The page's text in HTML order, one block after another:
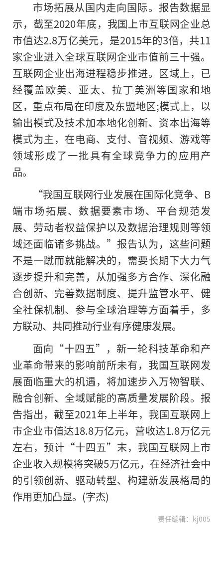
市场拓展从国内走向国际。报告数据显
示，截至2020年底，我国上市互联网企业总
市值达2.8万亿美元，是2015年的3倍，共11
家企业进入全球互联网企业市值前三十强。
互联网企业出海进程稳步推进。区域上，已
经覆盖欧美、亚太、拉丁美洲等国家和地
区，重点布局在印度及东盟地区;模式上，以
输出模式及技术加本地化创新、资本出海等
模式为主，在电商、支付、音视频、游戏等
领域形成了一批具有全球竞争力的应用产
品。
“我国互联网行业发展在国际化竞争、B
端市场拓展、数据要素市场、平台规范发
展、劳动者权益保护以及数据治理规则等领
域还面临诸多挑战。”报告认为，这些问题
不是一蹴而就能解决的，需要长期下大力气
逐步提升和完善，从加强多方合作、深化融
合创新、完善数据制度、提升监管水平、健
全社保机制、参与全球治理等方面着手，多
方联动、共同推动行业有序健康发展。
面向“十四五”，新一轮科技革命和产
业革命带来的影响前所未有，我国互联网发
展面临重大的机遇，将加速步入万物智联、
融合创新、全域赋能的高质量发展阶段。报
告指出，截至2021年上半年，我国互联网上
市企业市值达18.8万亿元，营收达1.8万亿元
左右，预计“十四五”末，我国互联网上市
企业收入规模将突破5万亿元，在经济社会中
的引领创新、驱动转型、构建新发展格局的
作用更加凸显。(字杰)
责任编辑：kj005